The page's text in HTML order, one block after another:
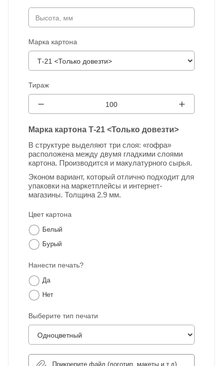
Марка картона
Тираж
Марка картона Т-21 <Только довезти>
В структуре выделяют три слоя: «гофра»
расположена между двумя гладкими слоями
картона. Производится и макулатурного сырья.
Эконом вариант, который отлично подходит для
упаковки на маркетплейсы и интернет-
магазины. Толщина 2.9 мм.
Цвет картона
Белый
Бурый
Нанести печать?
Да
Нет
Выберите тип печати
Прикрепите файл (логотип, макеты и т.д)